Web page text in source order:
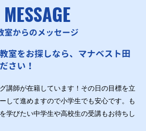
MESSAGE
室からのメッセージ
室をお探しなら、マナベスト田
さい！
講師が在籍しています！その日の目標を立
して進めますので小学生でも安心です。も
学びたい中学生や高校生の受講もお待ちし